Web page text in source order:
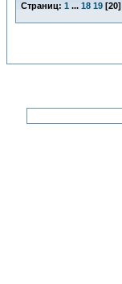
Страниц: 1 ... 18 19 [20]